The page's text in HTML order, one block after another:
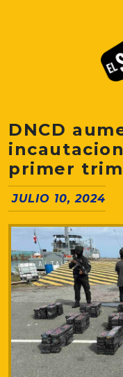
DNCD
primer
JULIO 10, 2024